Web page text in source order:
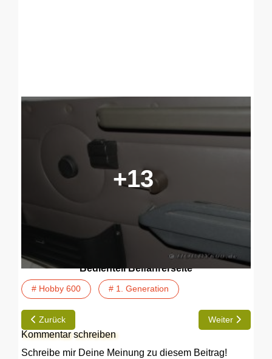
+13
Bedienteil Beifahrerseite
# Hobby 600 # 1. Generation
Vorheriger Beitrag: Beschreibung einer Getriebereparatur am
Zurück Nächster
Weiter
Kommentar schreiben
Schreibe mir Deine Meinung zu diesem Beitrag!